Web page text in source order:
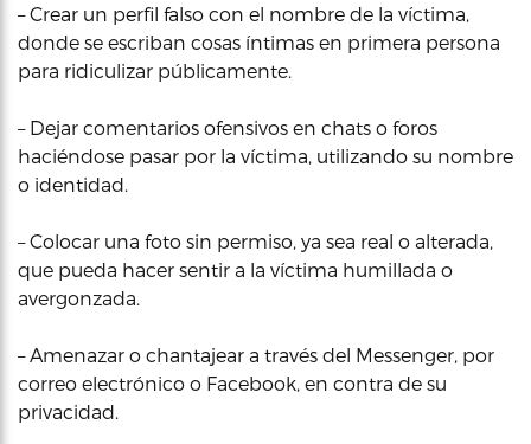
– Crear un perfil falso con el nombre de la víctima,
donde se escriban cosas íntimas en primera persona
para ridiculizar públicamente.
– Dejar comentarios ofensivos en chats o foros
haciéndose pasar por la víctima, utilizando su nombre
o identidad.
– Colocar una foto sin permiso, ya sea real o alterada,
que pueda hacer sentir a la víctima humillada o
avergonzada.
– Amenazar o chantajear a través del Messenger, por
correo electrónico o Facebook, en contra de su
privacidad.